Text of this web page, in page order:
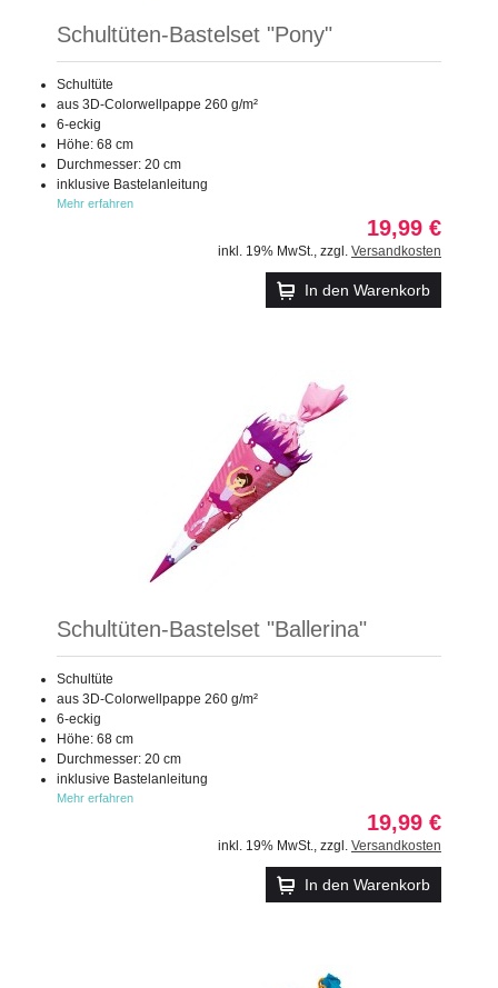
Schultüten-Bastelset "Pony"
Schultüte
aus 3D-Colorwellpappe 260 g/m²
6-eckig
Höhe: 68 cm
Durchmesser: 20 cm
inklusive Bastelanleitung
Mehr erfahren
19,99 €
inkl. 19% MwSt. zzgl. Versandkosten
In den Warenkorb
Schultüten-Bastelset "Ballerina"
Schultüte
aus 3D-Colorwellpappe 260 g/m²
6-eckig
Höhe: 68 cm
Durchmesser: 20 cm
inklusive Bastelanleitung
Mehr erfahren
19,99 €
inkl. 19% MwSt. zzgl. Versandkosten
In den Warenkorb